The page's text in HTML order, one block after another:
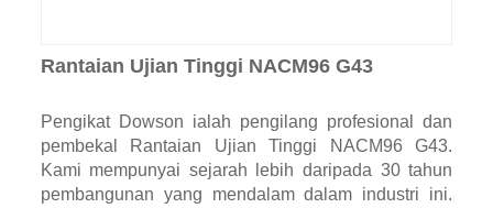
Rantaian Ujian Tinggi NACM96 G43
Pengikat Dowson ialah pengilang profesional dan
pembekal Rantaian Ujian Tinggi NACM96 G43.
Kami mempunyai sejarah lebih daripada 30 tahun
pembangunan yang mendalam dalam industri ini.